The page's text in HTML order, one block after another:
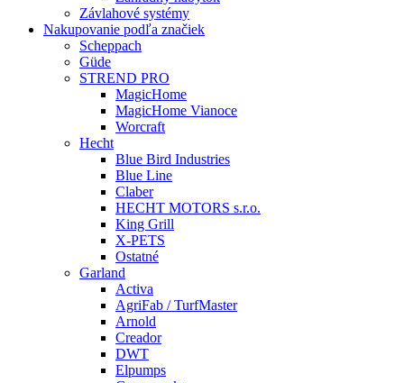
Závlahové systémy
Nakupovanie podľa značiek
Scheppach
Güde
STREND PRO
MagicHome
MagicHome Vianoce
Worcraft
Hecht
Blue Bird Industries
Blue Line
Claber
HECHT MOTORS s.r.o.
King Grill
X-PETS
Ostatné
Garland
Activa
AgriFab / TurfMaster
Arnold
Creador
DWT
Elpumps